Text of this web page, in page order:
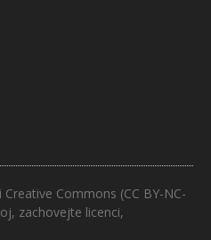
Creative Commons (CC BY-NC-
zachovejte licenci,